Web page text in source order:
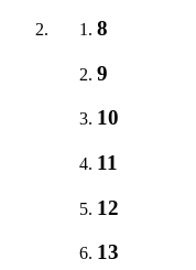
8
9
10
11
12
13